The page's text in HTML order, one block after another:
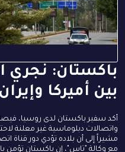
باكستان: نجري
بين أميركا وإيران
أكد سفير باكستان لدى روسيا،
واتصالات دبلوماسية غير معلنة
مشيراً إلى أن بلاده تؤدي دور قناة
مع وكالة "تاس"، إن باكستان تؤمن